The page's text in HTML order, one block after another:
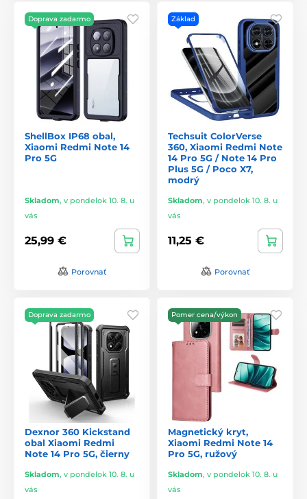
Doprava zadarmo
ShellBox IP68 obal,
Xiaomi Redmi Note 14
Pro 5G
Skladom, v pondelok 10. 8. u
vás
25,99 €
Porovnať
Základ
Techsuit ColorVerse
360, Xiaomi Redmi Note
14 Pro 5G / Note 14 Pro
Plus 5G / Poco X7,
modrý
Skladom, v pondelok 10. 8. u
vás
11,25 €
Porovnať
Doprava zadarmo
Dexnor 360 Kickstand
obal Xiaomi Redmi
Note 14 Pro 5G, čierny
Skladom, v pondelok 10. 8. u
vás
Pomer cena/výkon
Magnetický kryt,
Xiaomi Redmi Note 14
Pro 5G, ružový
Skladom, v pondelok 10. 8. u
vás